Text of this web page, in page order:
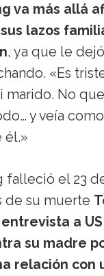
va más allá
lazos
, ya que le
«Es
marido. No
y veía
él.»
falleció el 23
de su muerte
a
su madre
relación con